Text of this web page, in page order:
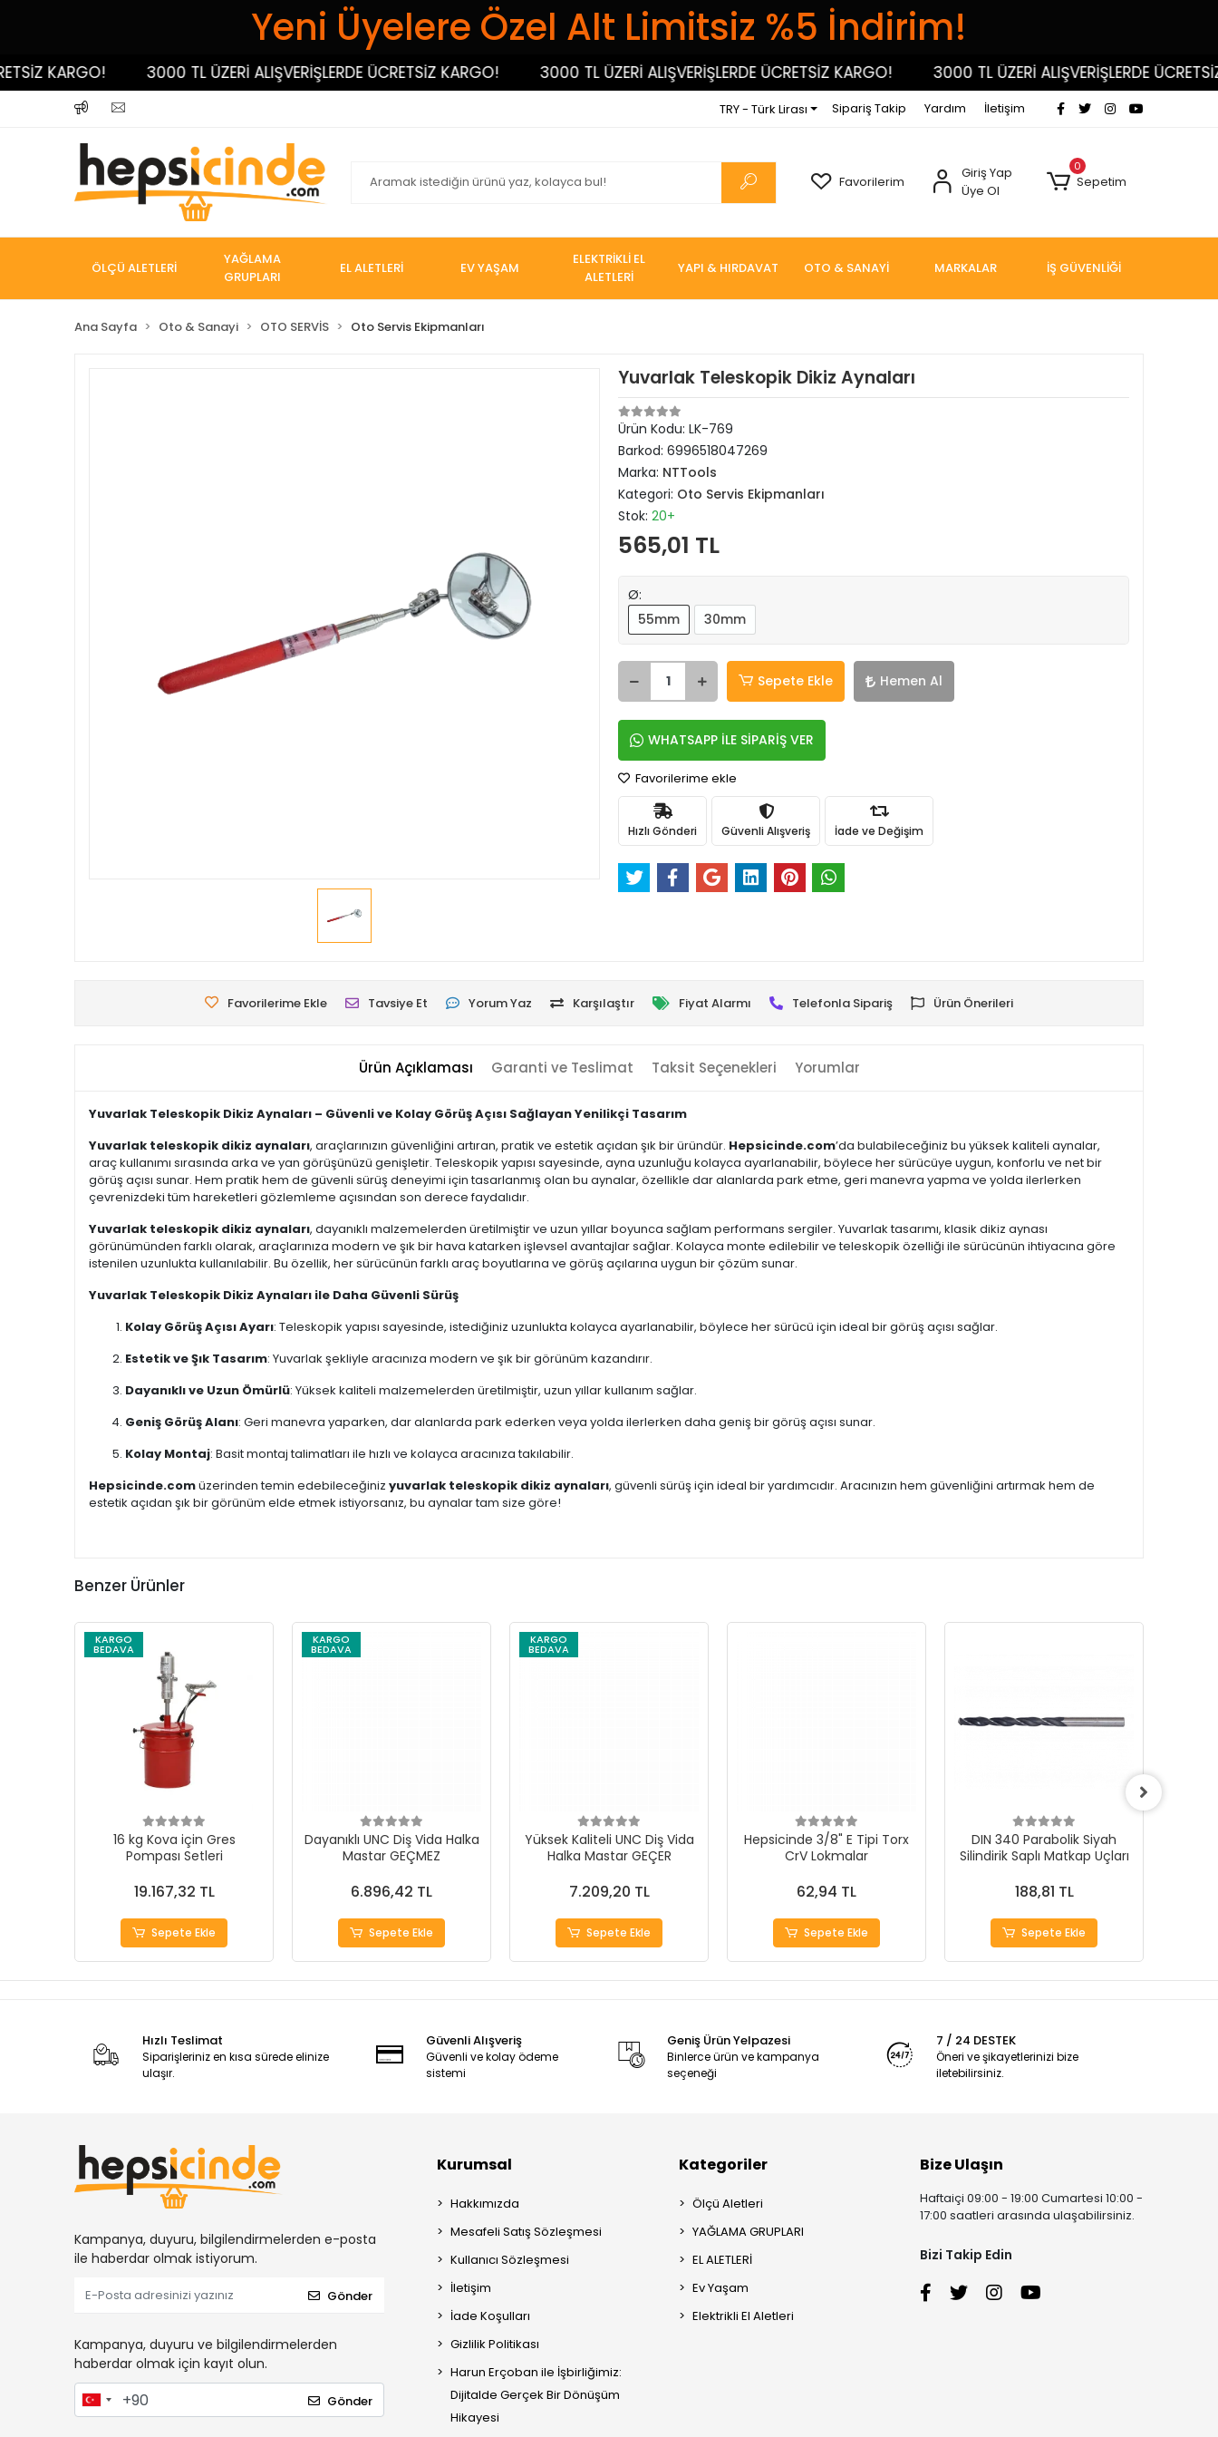
Yeni Üyelere Özel Alt Limitsiz %5 İndirim!
KARGO! 3000 TL ÜZERİ ALIŞVERİŞLERDE ÜCRETSİZ KARGO! 3000 TL ÜZERİ ALIŞVERİŞLERDE ÜCRETSİZ KARGO! 3000 TL ÜZERİ ALIŞVERİŞLERDE ÜCRETSİZ
TRY - Türk Lirası Sipariş Takip Yardım İletişim
Favorilerim
Giriş Yap
Üye Ol
0
Sepetim
ÖLÇÜ ALETLERİ
YAĞLAMA
GRUPLARI
EL ALETLERİ EV YAŞAM
ELEKTRİKLİ EL
ALETLERİ
YAPI & HIRDAVAT OTO & SANAYİ MARKALAR İŞ GÜVENLİĞİ
Ana Sayfa Oto & Sanayi OTO SERVİS Oto Servis Ekipmanları
Yuvarlak Teleskopik Dikiz Aynaları
Ürün Kodu: LK-769
Barkod: 6996518047269
Marka: NTTools
Kategori: Oto Servis Ekipmanları
Stok: 20+
565,01 TL
Ø:
55mm
30mm
Sepete Ekle Hemen Al
WHATSAPP İLE SİPARİŞ VER
Favorilerime ekle
Hızlı Gönderi Güvenli Alışveriş İade ve Değişim
Favorilerime Ekle Tavsiye Et Yorum Yaz Karşılaştır Fiyat Alarmı Telefonla Sipariş Ürün Önerileri
Ürün Açıklaması Garanti ve Teslimat Taksit Seçenekleri Yorumlar
Yuvarlak Teleskopik Dikiz Aynaları – Güvenli ve Kolay Görüş Açısı Sağlayan Yenilikçi Tasarım
Yuvarlak teleskopik dikiz aynaları, araçlarınızın güvenliğini artıran, pratik ve estetik açıdan şık bir üründür. Hepsicinde.com’da bulabileceğiniz bu yüksek kaliteli aynalar,
araç kullanımı sırasında arka ve yan görüşünüzü genişletir. Teleskopik yapısı sayesinde, ayna uzunluğu kolayca ayarlanabilir, böylece her sürücüye uygun, konforlu ve net bir
görüş açısı sunar. Hem pratik hem de güvenli sürüş deneyimi için tasarlanmış olan bu aynalar, özellikle dar alanlarda park etme, geri manevra yapma ve yolda ilerlerken
çevrenizdeki tüm hareketleri gözlemleme açısından son derece faydalıdır.
Yuvarlak teleskopik dikiz aynaları, dayanıklı malzemelerden üretilmiştir ve uzun yıllar boyunca sağlam performans sergiler. Yuvarlak tasarımı, klasik dikiz aynası
görünümünden farklı olarak, araçlarınıza modern ve şık bir hava katarken işlevsel avantajlar sağlar. Kolayca monte edilebilir ve teleskopik özelliği ile sürücünün ihtiyacına göre
istenilen uzunlukta kullanılabilir. Bu özellik, her sürücünün farklı araç boyutlarına ve görüş açılarına uygun bir çözüm sunar.
Yuvarlak Teleskopik Dikiz Aynaları ile Daha Güvenli Sürüş
Kolay Görüş Açısı Ayarı: Teleskopik yapısı sayesinde, istediğiniz uzunlukta kolayca ayarlanabilir, böylece her sürücü için ideal bir görüş açısı sağlar.
Estetik ve Şık Tasarım: Yuvarlak şekliyle aracınıza modern ve şık bir görünüm kazandırır.
Dayanıklı ve Uzun Ömürlü: Yüksek kaliteli malzemelerden üretilmiştir, uzun yıllar kullanım sağlar.
Geniş Görüş Alanı: Geri manevra yaparken, dar alanlarda park ederken veya yolda ilerlerken daha geniş bir görüş açısı sunar.
Kolay Montaj: Basit montaj talimatları ile hızlı ve kolayca aracınıza takılabilir.
Hepsicinde.comüzerinden temin edebileceğiniz yuvarlak teleskopik dikiz aynaları, güvenli sürüş için ideal bir yardımcıdır. Aracınızın hem güvenliğini artırmak hem de
estetik açıdan şık bir görünüm elde etmek istiyorsanız, bu aynalar tam size göre!
Benzer Ürünler
KARGO
BEDAVA
16 kg Kova için Gres
Pompası Setleri
19.167,32 TL
Sepete Ekle
KARGO
BEDAVA
Dayanıklı UNC Diş Vida Halka
Mastar GEÇMEZ
6.896,42 TL
Sepete Ekle
KARGO
BEDAVA
Yüksek Kaliteli UNC Diş Vida
Halka Mastar GEÇER
7.209,20 TL
Sepete Ekle
Hepsicinde 3/8" E Tipi Torx
CrV Lokmalar
62,94 TL
Sepete Ekle
DIN 340 Parabolik Siyah
Silindirik Saplı Matkap Uçları
188,81 TL
Sepete Ekle
Hızlı Teslimat
Siparişleriniz en kısa sürede elinize
ulaşır.
Güvenli Alışveriş
Güvenli ve kolay ödeme
sistemi
Geniş Ürün Yelpazesi
Binlerce ürün ve kampanya
seçeneği
7 / 24 DESTEK
Öneri ve şikayetlerinizi bize
iletebilirsiniz.
Kampanya, duyuru, bilgilendirmelerden e-posta
ile haberdar olmak istiyorum.
Gönder
Kampanya, duyuru ve bilgilendirmelerden
haberdar olmak için kayıt olun.
Gönder
Kurumsal
Hakkımızda
Mesafeli Satış Sözleşmesi
Kullanıcı Sözleşmesi
İletişim
İade Koşulları
Gizlilik Politikası
Harun Erçoban ile İşbirliğimiz:
Dijitalde Gerçek Bir Dönüşüm
Hikayesi
Kategoriler
Ölçü Aletleri
YAĞLAMA GRUPLARI
EL ALETLERİ
Ev Yaşam
Elektrikli El Aletleri
Bize Ulaşın
Haftaiçi 09:00 - 19:00 Cumartesi 10:00 -
17:00 saatleri arasında ulaşabilirsiniz.
Bizi Takip Edin